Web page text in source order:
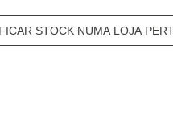
STOCK NUMA LOJA